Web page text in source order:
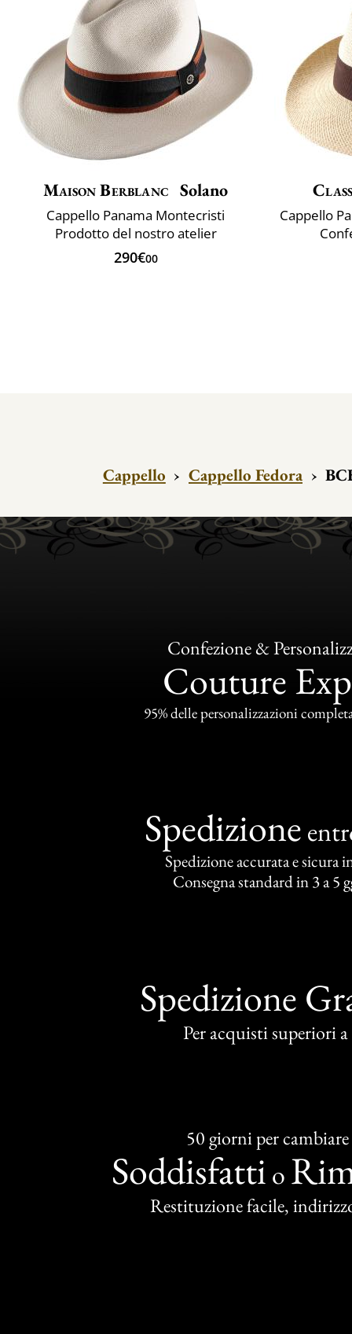
Maison Berblanc Solano
Cappello Panama Montecristi
Prodotto del nostro atelier
290€00
Cappello › Cappello Fedora ›
Confezione &
Couture
95% delle personalizzazioni
Spedizione
Spedizione accurata e sicura
Consegna standard in 3 a 5
Spedizione
Per acquisti superiori
50 giorni per cambiare
Soddisfatti o
Restituzione facile,